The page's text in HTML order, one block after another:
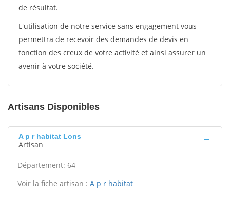
de résultat.
L'utilisation de notre service sans engagement vous
permettra de recevoir des demandes de devis en
fonction des creux de votre activité et ainsi assurer un
avenir à votre société.
Artisans Disponibles
A p r habitat Lons
Artisan
Département: 64
Voir la fiche artisan : A p r habitat